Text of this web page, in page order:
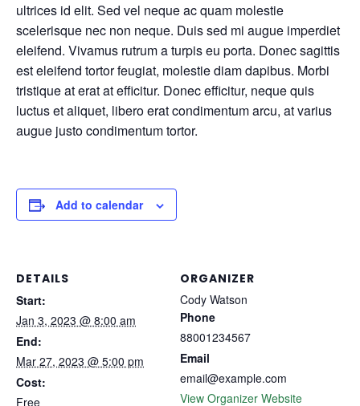
ultrices id elit. Sed vel neque ac quam molestie
scelerisque nec non neque. Duis sed mi augue imperdiet
eleifend. Vivamus rutrum a turpis eu porta. Donec sagittis
est eleifend tortor feugiat, molestie diam dapibus. Morbi
tristique at erat at efficitur. Donec efficitur, neque quis
luctus et aliquet, libero erat condimentum arcu, at varius
augue justo condimentum tortor.
Add to calendar
DETAILS
Start:
Jan 3, 2023 @ 8:00 am
End:
Mar 27, 2023 @ 5:00 pm
Cost:
Free
ORGANIZER
Cody Watson
Phone
88001234567
Email
email@example.com
View Organizer Website